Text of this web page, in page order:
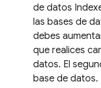
de datos
las bases de
debes
que realices
datos. El
base de datos.